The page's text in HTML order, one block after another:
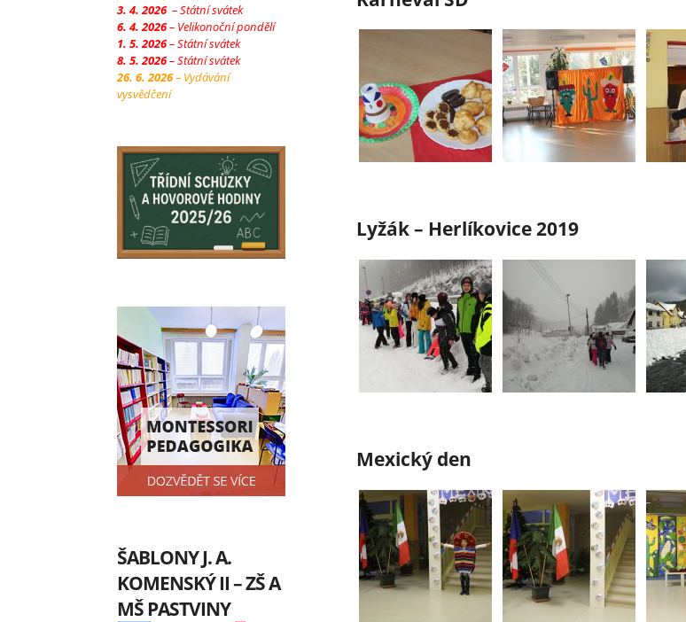
3. 4. 2026– Státní svátek
6. 4. 2026– Velikonoční pondělí
1. 5. 2026– Státní svátek
8. 5. 2026– Státní svátek
26. 6. 2026– Vydávání
vysvědčení
ŠABLONY J. A.
KOMENSKÝ II – ZŠ A
MŠ PASTVINY
Lyžák – Herlíkovice 2019
Mexický den